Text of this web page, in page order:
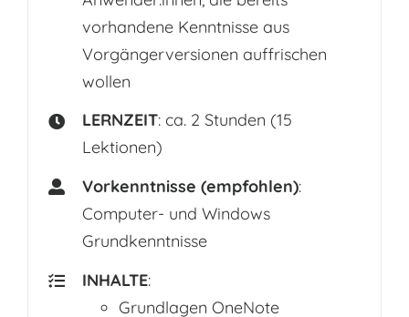
vorhandene Kenntnisse aus
Vorgängerversionen auffrischen
wollen
LERNZEIT: ca. 2 Stunden (15
Lektionen)
Vorkenntnisse (empfohlen):
Computer- und Windows
Grundkenntnisse
INHALTE:
Grundlagen OneNote